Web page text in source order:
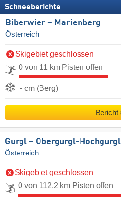
Schneeberichte
Biberwier – Marienberg
Österreich
Skigebiet geschlossen
0 von 11 km Pisten offen
- cm (Berg)
Bericht
Gurgl – Obergurgl-Hochgurgl
Österreich
Skigebiet geschlossen
0 von 112,2 km Pisten offen